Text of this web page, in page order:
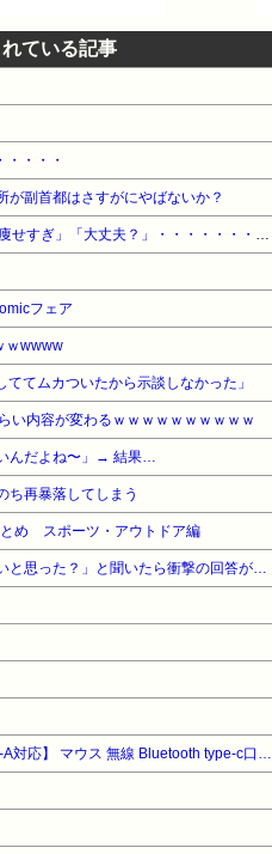
ている記事
・・・
が副首都はさすがにやばないか？
【衝撃】小学生姫ギャルモデル・りりぴさん（12）、最新の姿に「痩せすぎ」「大丈夫？」・・・・・・・・・
フェア
ｗwwww
てムカついたから示談しなかった」
い内容が変わるｗｗｗｗｗｗｗｗｗｗ
んだよね〜」→ 結果…
ち再暴落してしまう
とめ スポーツ・アウトドア編
と思った？」と聞いたら衝撃の回答が…
【暮らし応援サマーSale】【31%OFF！】 【業界先端 Type-C＆USB-A対応】 マウス 無線 Bluetooth type-c口接続 ワイヤレスマウス 静音 超薄型 小型 高感度 ブルートゥース 2.4GHz 3段階dpi切替 省電力 高耐久性 TELEC認証取得済み Mac/Windows/PC/Macbook/ipad/タブレット/iPhone/Android/スマホ対応 (Type-c/ブラック)